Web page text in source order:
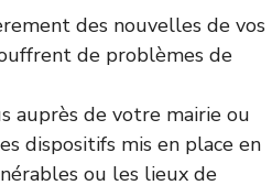
des nouvelles de vos
de problèmes de
auprès de votre mairie ou
dispositifs mis en place en
ou les lieux de